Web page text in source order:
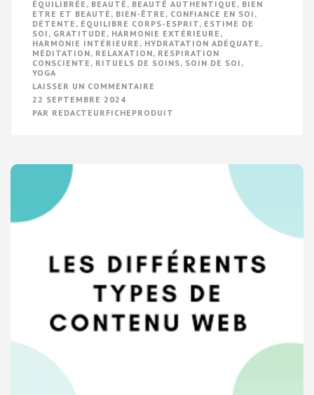
ÉQUILIBRÉE , BEAUTÉ , BEAUTÉ AUTHENTIQUE , BIEN
ETRE ET BEAUTÉ , BIEN-ÊTRE , CONFIANCE EN SOI ,
DÉTENTE , ÉQUILIBRE CORPS-ESPRIT, ESTIME DE
SOI , GRATITUDE , HARMONIE EXTÉRIEURE ,
HARMONIE INTÉRIEURE , HYDRATATION ADÉQUATE ,
MÉDITATION, RELAXATION, RESPIRATION
CONSCIENTE , RITUELS DE SOINS, SOIN DE SOI ,
YOGA
LAISSER UN COMMENTAIRE
BIEN-
22 SEPTEMBRE 2024
PAR REDACTEURFICHEPRODUIT